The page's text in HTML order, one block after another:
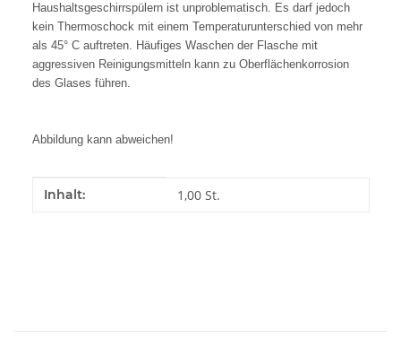
Haushaltsgeschirrspülern ist unproblematisch. Es darf jedoch
kein Thermoschock mit einem Temperaturunterschied von mehr
als 45° C auftreten. Häufiges Waschen der Flasche mit
aggressiven Reinigungsmitteln kann zu Oberflächenkorrosion
des Glases führen.
Abbildung kann abweichen!
Produkteigenschaft
Wert
Inhalt: 1,00 St.